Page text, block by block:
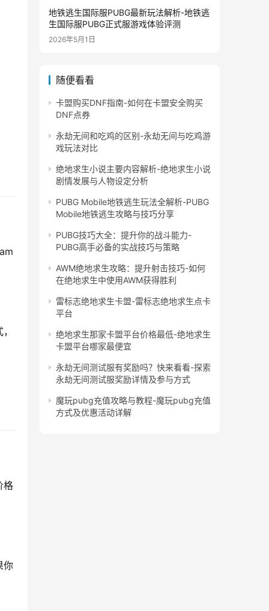
格
你
地铁逃生国际服PUBG最新玩法解析-地铁逃
生国际服PUBG正式服游戏体验评测
2026年5月1日
随便看看
卡盟购买DNF指南-如何在卡盟安全购买
DNF点券
永劫无间和吃鸡的区别-永劫无间与吃鸡游
戏玩法对比
绝地求生小说主要内容解析-绝地求生小说
剧情发展与人物设定分析
PUBG Mobile地铁逃生玩法全解析-PUBG
Mobile地铁逃生攻略与技巧分享
PUBG技巧大全：提升你的战斗能力-
PUBG高手必备的实战技巧与策略
AWM绝地求生攻略：提升射击技巧-如何
在绝地求生中使用AWM获得胜利
雷标志绝地求生卡盟-雷标志绝地求生点卡
平台
绝地求生那家卡盟平台价格最低-绝地求生
卡盟平台哪家最便宜
永劫无间测试服有奖励吗？快来看看-探索
永劫无间测试服奖励详情及参与方式
魔玩pubg充值攻略与教程-魔玩pubg充值
方式及优惠活动详解